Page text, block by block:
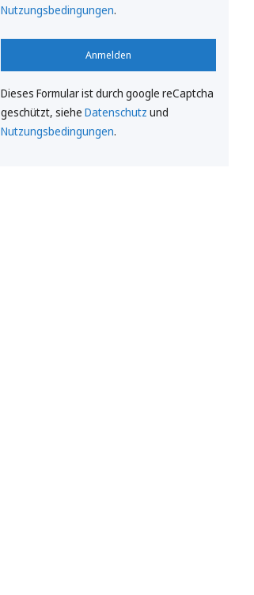
Nutzungsbedingungen.
Anmelden
Dieses Formular ist durch google reCaptcha
geschützt, siehe Datenschutz und
Nutzungsbedingungen.